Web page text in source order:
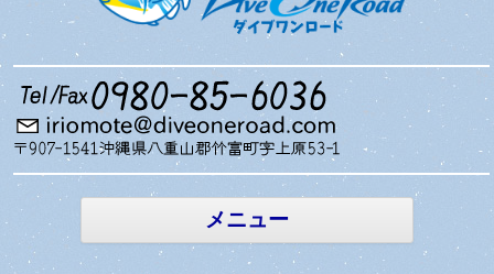
メニュー
コンテン